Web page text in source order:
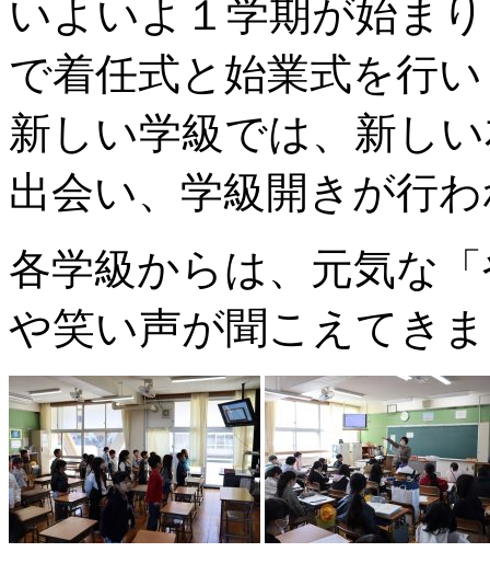
いよいよ１学期が始ま
で着任式と始業式を行
新しい学級では、新し
出会い、学級開きが行
各学級からは、元気な
や笑い声が聞こえてき